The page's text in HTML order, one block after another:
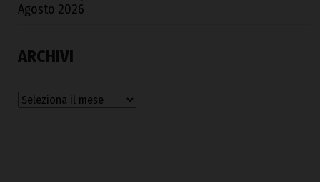
Agosto 2026
ARCHIVI
Archivi